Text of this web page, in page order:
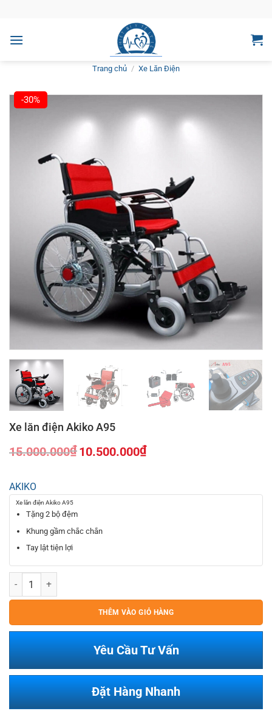
nội
Trang chủ / Xe Lăn Điện
-30%
Xe lăn điện Akiko A95
15.000.000₫
là:
15.000.000₫.
10.500.000₫
tại
là:
10.500.000₫.
AKIKO
Xe lăn điện Akiko A95
Tặng 2 bộ đệm
Khung gầm chắc chắn
Tay lật tiện lợi
Xe lăn điện Akiko A95 số lượng
THÊM VÀO GIỎ HÀNG
Yêu Cầu Tư Vấn
Đặt Hàng Nhanh